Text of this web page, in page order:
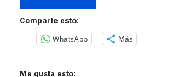
Comparte esto:
WhatsApp Más
Me gusta esto: